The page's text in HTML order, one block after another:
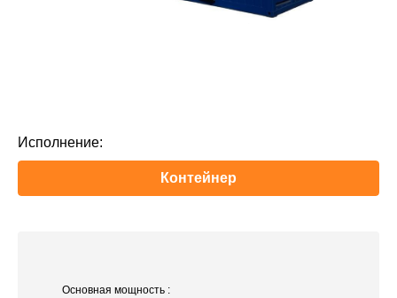
Исполнение:
Контейнер
Основная мощность :